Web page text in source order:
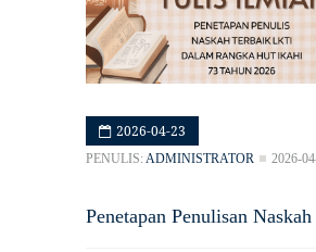
2026-04-23
PENULIS:ADMINISTRATOR 2026-
Penetapan Penulisan